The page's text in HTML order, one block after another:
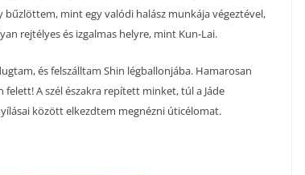
mint egy valódi halász munkája végeztével,
rejtélyes és izgalmas helyre, mint Kun-Lai.
és felszálltam Shin légballonjába. Hamarosan
A szél északra repített minket, túl a Jáde
között elkezdtem megnézni úticélomat.